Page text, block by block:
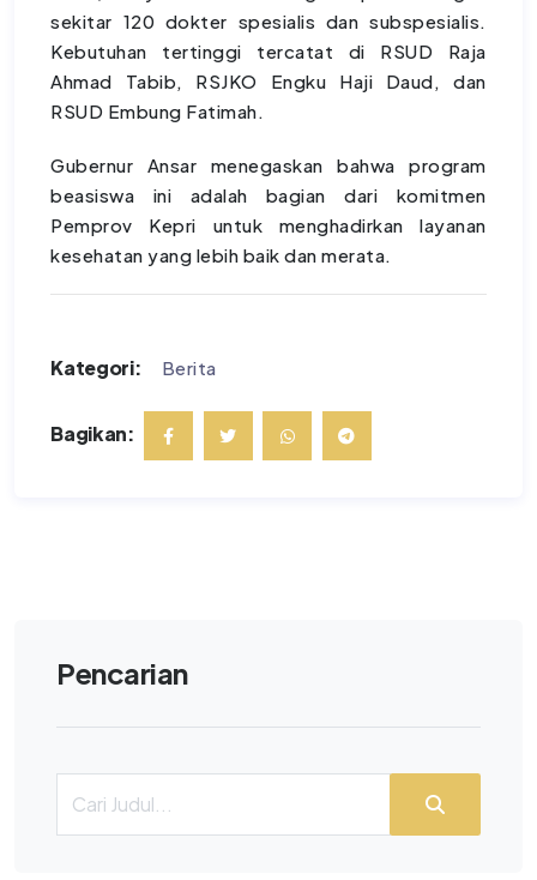
sekitar 120 dokter spesialis dan subspesialis.
Kebutuhan tertinggi tercatat di RSUD Raja
Ahmad Tabib, RSJKO Engku Haji Daud, dan
RSUD Embung Fatimah.
Gubernur Ansar menegaskan bahwa program
beasiswa ini adalah bagian dari komitmen
Pemprov Kepri untuk menghadirkan layanan
kesehatan yang lebih baik dan merata.
Kategori: Berita
Bagikan:
Pencarian